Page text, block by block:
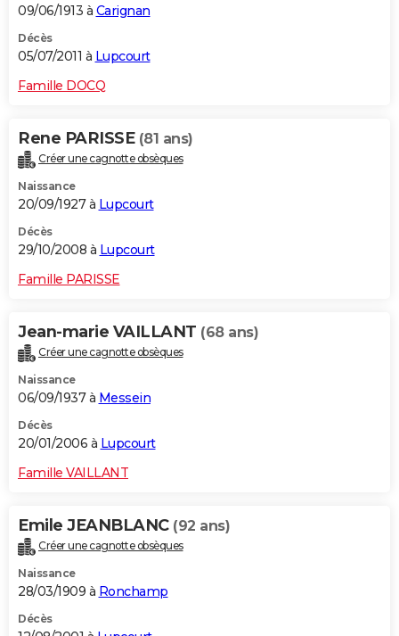
09/06/1913 à Carignan
Décès
05/07/2011 à Lupcourt
Famille DOCQ
Rene PARISSE (81 ans)
Créer une cagnotte obsèques
Naissance
20/09/1927 à Lupcourt
Décès
29/10/2008 à Lupcourt
Famille PARISSE
Jean-marie VAILLANT (68 ans)
Créer une cagnotte obsèques
Naissance
06/09/1937 à Messein
Décès
20/01/2006 à Lupcourt
Famille VAILLANT
Emile JEANBLANC (92 ans)
Créer une cagnotte obsèques
Naissance
28/03/1909 à Ronchamp
Décès